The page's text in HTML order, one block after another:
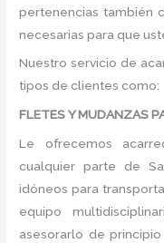
pertenencias también
necesarias para que
Nuestro servicio de
tipos de clientes como:
FLETES Y MUDANZAS
Le ofrecemos
cualquier parte de
idóneos para
equipo
asesorarlo de